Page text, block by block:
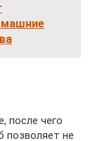
после чего
позволяет не